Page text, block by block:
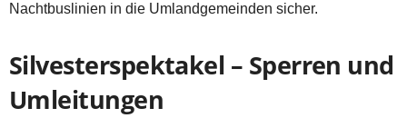
Nachtbuslinien in die Umlandgemeinden sicher.
Silvesterspektakel – Sperren und
Umleitungen